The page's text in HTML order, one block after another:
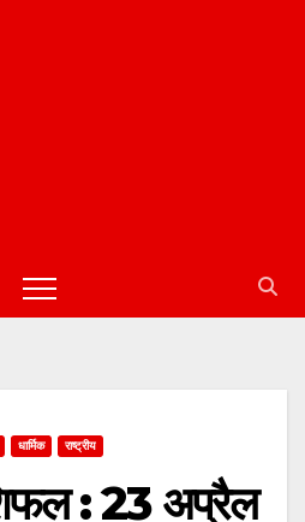
धार्मिक राष्ट्रीय
: 23 अप्रैल